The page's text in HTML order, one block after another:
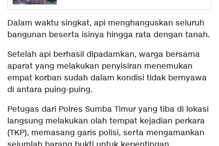
Dalam waktu singkat, api menghanguskan seluruh
bangunan beserta isinya hingga rata dengan tanah.
Setelah api berhasil dipadamkan, warga bersama
aparat yang melakukan penyisiran menemukan
empat korban sudah dalam kondisi tidak bernyawa
di antara puing-puing.
Petugas dari Polres Sumba Timur yang tiba di lokasi
langsung melakukan olah tempat kejadian perkara
(TKP), memasang garis polisi, serta mengamankan